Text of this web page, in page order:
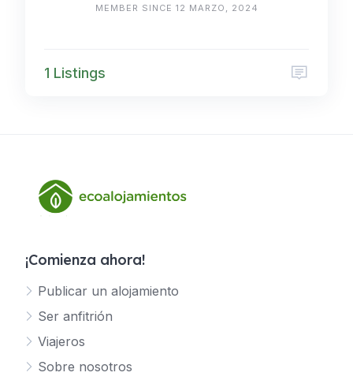
MEMBER SINCE 12 MARZO, 2024
1 Listings
¡Comienza ahora!
Publicar un alojamiento
Ser anfitrión
Viajeros
Sobre nosotros